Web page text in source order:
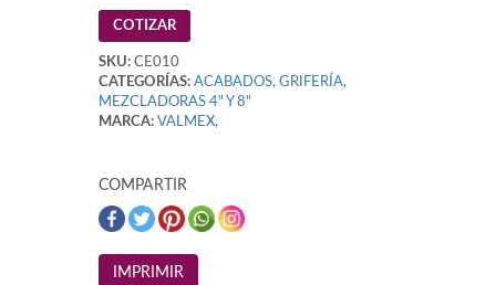
COTIZAR
SKU: CE010
CATEGORÍAS: ACABADOS, GRIFERÍA,
MEZCLADORAS 4" Y 8"
MARCA: VALMEX,
COMPARTIR